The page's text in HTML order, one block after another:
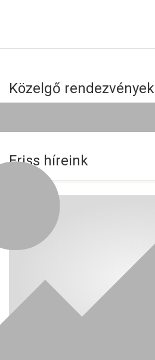
Közelgő rendezvények
Friss híreink